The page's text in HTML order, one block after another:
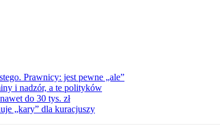
Prawnicy: jest pewne „ale”
i nadzór, a te polityków
do 30 tys. zł
„kary” dla kuracjuszy